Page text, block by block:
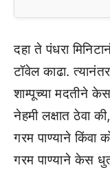
दहा ते पंधरा
टॉवेल काढा.
शाम्पूच्या मदतीने
नेहमी लक्षात ठेवा
गरम पाण्याने किंवा
गरम पाण्याने केस